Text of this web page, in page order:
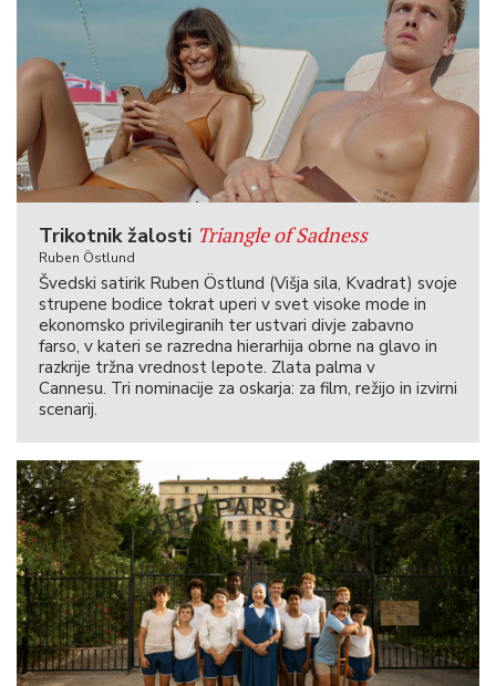
Trikotnik žalosti Triangle of Sadness
Ruben Östlund
Švedski satirik Ruben Östlund (Višja sila, Kvadrat) svoje
strupene bodice tokrat uperi v svet visoke mode in
ekonomsko privilegiranih ter ustvari divje zabavno
farso, v kateri se razredna hierarhija obrne na glavo in
razkrije tržna vrednost lepote. Zlata palma v
Cannesu. Tri nominacije za oskarja: za film, režijo in izvirni
scenarij.